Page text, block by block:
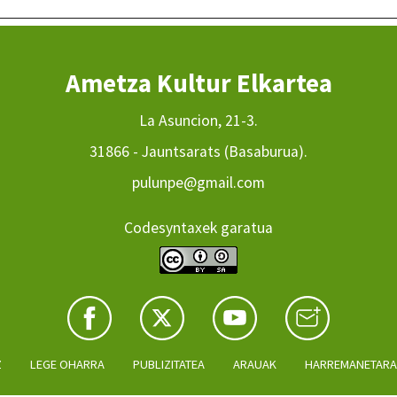
Ametza Kultur Elkartea
La Asuncion, 21-3.
31866 - Jauntsarats (Basaburua).
pulunpe@gmail.com
Codesyntaxek garatua
LEGE OHARRA PUBLIZITATEA ARAUAK